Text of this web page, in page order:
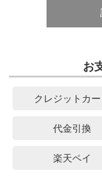
お
クレジットカ
代金引換
楽天ペイ